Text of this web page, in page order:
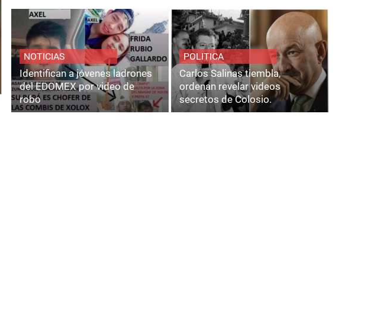
NOTICIAS
Identifican a jóvenes ladrones
del EDOMEX por video de
robo
POLITICA
Carlos Salinas tiembla,
ordenan revelar videos
secretos de Colosio.